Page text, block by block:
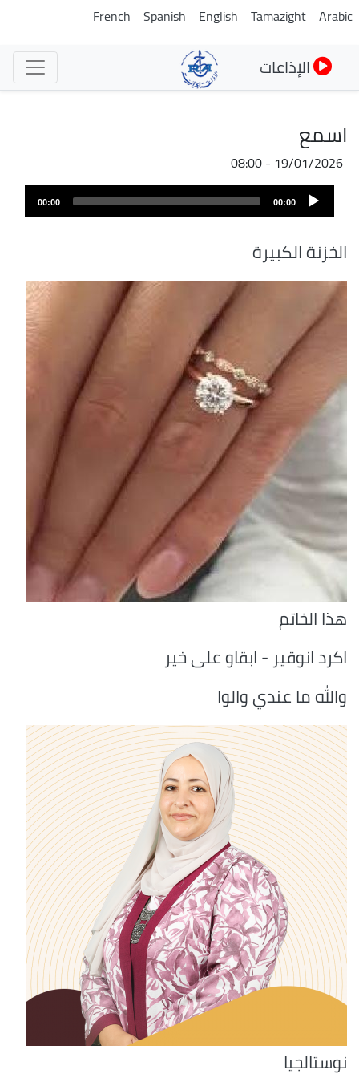
تجاوز
Arabic
Tamazight
English
Spanish
French
الإذاعات
اسمع
19/01/2026 - 08:00
ملف
الصوت
Audio
Player
00:00
00:00
الخزنة الكبيرة
هذا الخاتم
اكرد انوقير - ابقاو على خير
والله ما عندي والوا
نوستالجيا